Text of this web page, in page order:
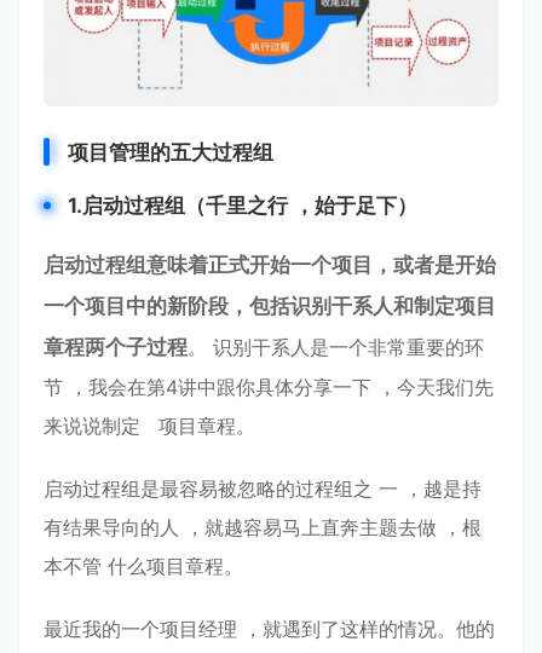
项⽬管理的五⼤过程组
1.启动过程组（千⾥之⾏ ，始于⾜下）
启动过程组意味着正式开始⼀个项⽬ ，或者是开始
⼀个项⽬ 中的新阶段 ，包括识别⼲系⼈和制定项⽬
章程两个⼦过程。 识别⼲系⼈是⼀个⾮常重要的环
节 ，我会在第4讲中跟你具体分享⼀下 ，今天我们先
来说说制定 项⽬章程。
启动过程组是最容易被忽略的过程组之 ⼀ ，越是持
有结果导向的⼈ ，就越容易⻢上直奔主题去做 ，根
本不管 什么项⽬章程。
最近我的⼀个项⽬经理 ，就遇到了这样的情况。他的